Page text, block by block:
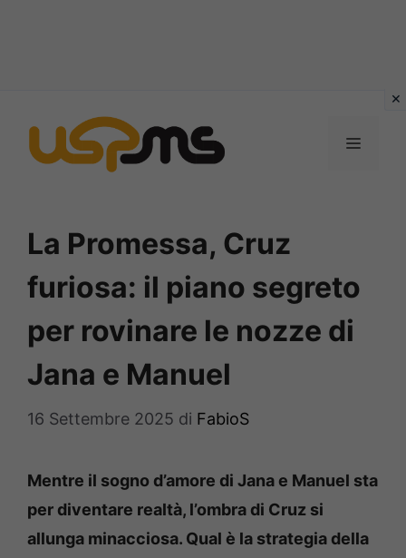
contenuto
MENU
La Promessa, Cruz
furiosa: il piano segreto
per rovinare le nozze di
Jana e Manuel
16 Settembre 2025 di FabioS
Mentre il sogno d’amore di Jana e Manuel sta
per diventare realtà, l’ombra di Cruz si
allunga minacciosa. Qual è la strategia della